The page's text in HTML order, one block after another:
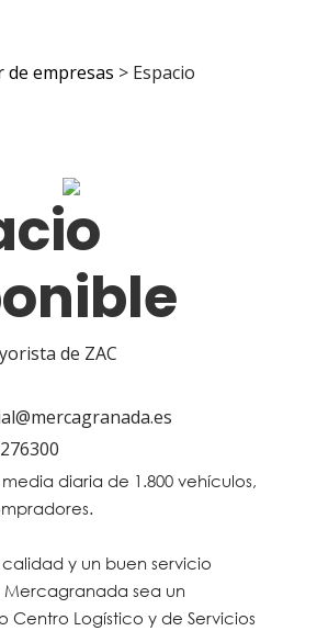
de empresas > Espacio
de ZAC
diaria de 1.800 vehículos,
y un buen servicio
sea un
Centro Logístico y de Servicios